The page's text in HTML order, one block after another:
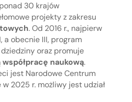
30 krajów
projekty z zakresu
. Od 2016 r., najpierw
a obecnie III, program
oraz promuje
naukową.
jest Narodowe Centrum
w 2025 r. możliwy jest udział